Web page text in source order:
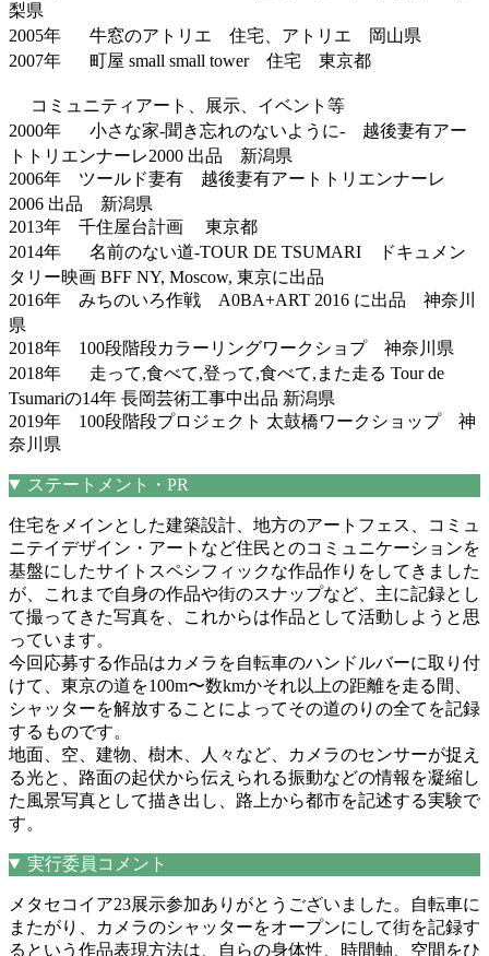
梨県
2005年 牛窓のアトリエ 住宅、アトリエ 岡山県
2007年 町屋 small small tower 住宅 東京都
コミュニティアート、展示、イベント等
2000年 小さな家-聞き忘れのないように- 越後妻有アー
トトリエンナーレ2000 出品 新潟県
2006年 ツールド妻有 越後妻有アートトリエンナーレ
2006 出品 新潟県
2013年 千住屋台計画 東京都
2014年 名前のない道-TOUR DE TSUMARI ドキュメン
タリー映画 BFF NY, Moscow, 東京に出品
2016年 みちのいろ作戦 A0BA+ART 2016 に出品 神奈川
県
2018年 100段階段カラーリングワークショプ 神奈川県
2018年 走って,食べて,登って,食べて,また走る Tour de
Tsumariの14年 長岡芸術工事中出品 新潟県
2019年 100段階段プロジェクト 太鼓橋ワークショップ 神
奈川県
ステートメント・PR
住宅をメインとした建築設計、地方のアートフェス、コミュ
ニテイデザイン・アートなど住民とのコミュニケーションを
基盤にしたサイトスペシフィックな作品作りをしてきました
が、これまで自身の作品や街のスナップなど、主に記録とし
て撮ってきた写真を、これからは作品として活動しようと思
っています。
今回応募する作品はカメラを自転車のハンドルバーに取り付
けて、東京の道を100m〜数kmかそれ以上の距離を走る間、
シャッターを解放することによってその道のりの全てを記録
するものです。
地面、空、建物、樹木、人々など、カメラのセンサーが捉え
る光と、路面の起伏から伝えられる振動などの情報を凝縮し
た風景写真として描き出し、路上から都市を記述する実験で
す。
実行委員コメント
メタセコイア23展示参加ありがとうございました。自転車に
またがり、カメラのシャッターをオープンにして街を記録す
るという作品表現方法は、自らの身体性、時間軸、空間をひ